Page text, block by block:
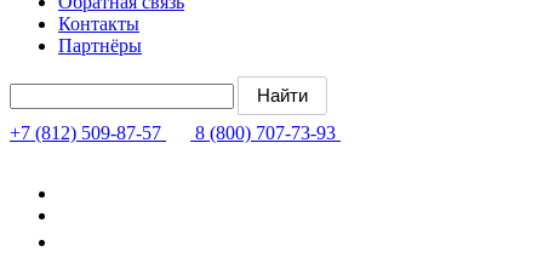
Контакты
Партнёры
+7 (812) 509-87-57 8 (800) 707-73-93